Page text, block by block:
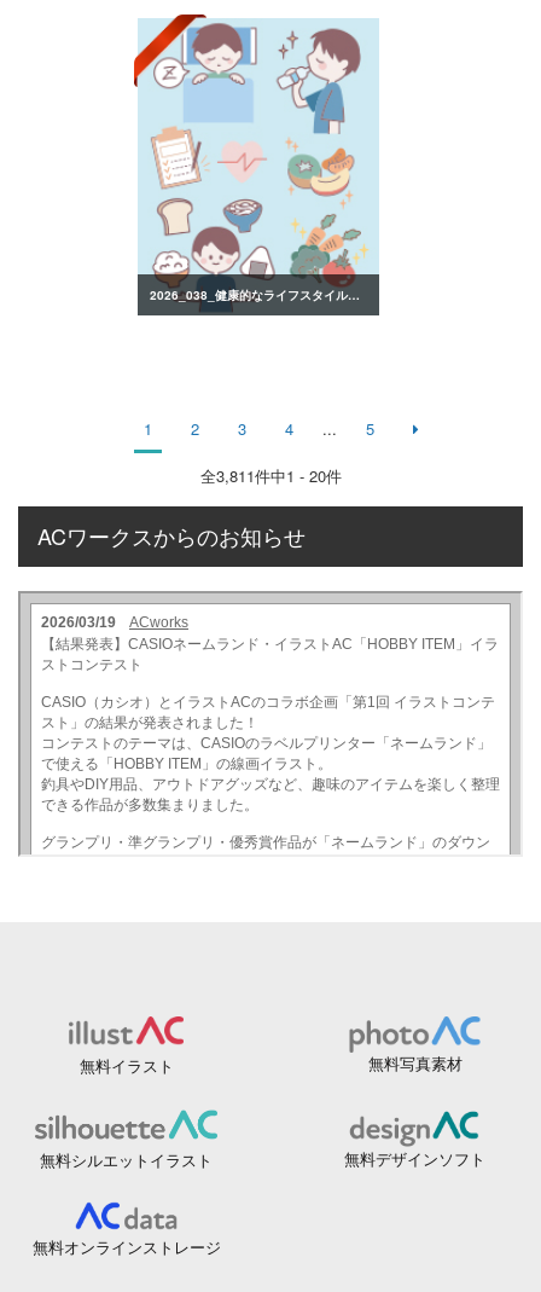
2026_038_健康的なライフスタイルのイラスト
1 2 3 4 ... 5
全3,811件中1 - 20件
ACワークスからのお知らせ
無料イラスト 無料写真素材
無料シルエットイラスト 無料デザインソフト
無料オンラインストレージ